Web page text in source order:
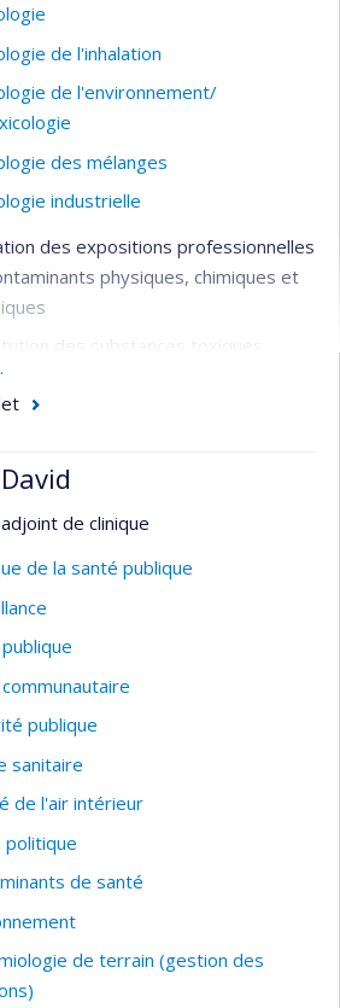
de l'inhalation
de l'environnement/
des mélanges
industrielle
des expositions professionnelles
physiques, chimiques et
des substances toxiques
aux nanoparticules et particules
de contaminants en milieu
du travail, santé et sécurité,
de clinique
de la santé publique
publique
sanitaire
de l'air intérieur
politique
de santé
de terrain (gestion des